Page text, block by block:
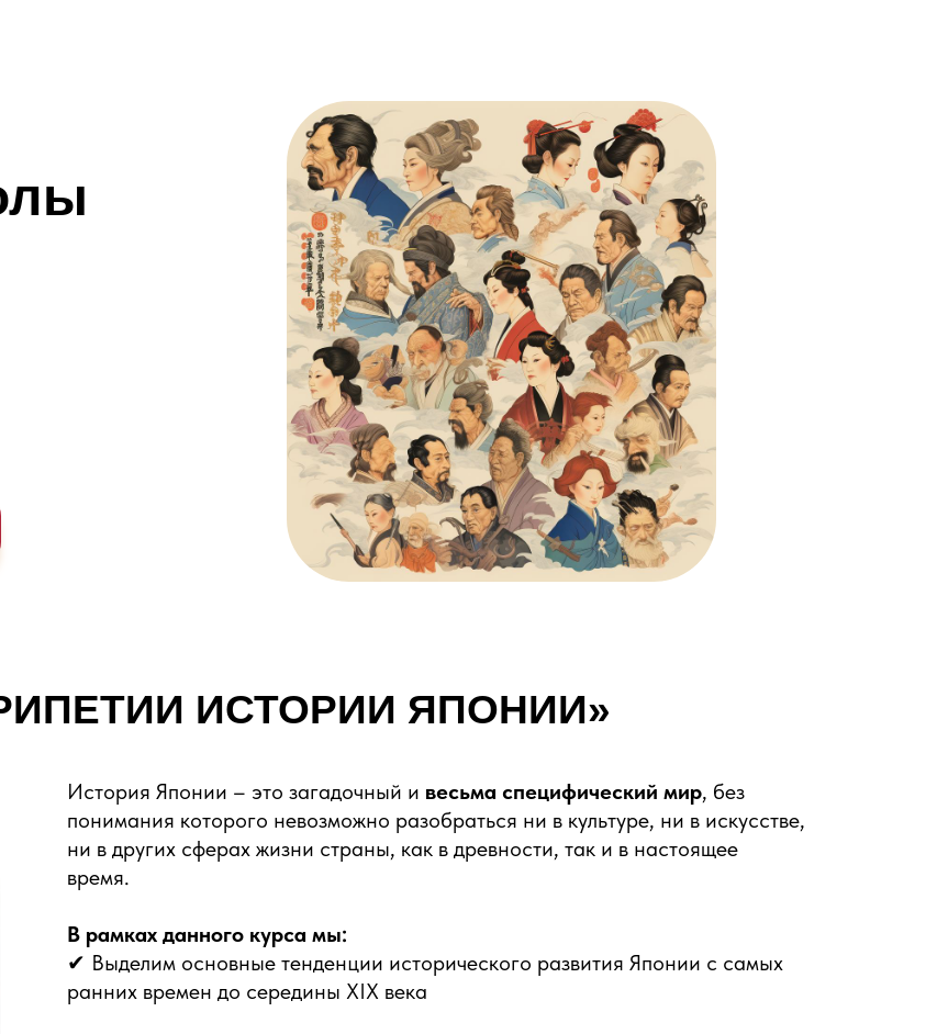
История Японии – это загадочный и весьма специфический мир, без
понимания которого невозможно разобраться ни в культуре, ни в искусстве,
ни в других сферах жизни страны, как в древности, так и в настоящее
время.
В рамках данного курса мы:
✔ Выделим основные тенденции исторического развития Японии с самых
ранних времен до середины XIX века
ИСТОРИИ ЯПОНИИ»